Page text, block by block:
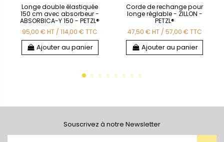
Longe double élastiquée
150 cm avec absorbeur -
ABSORBICA-Y 150 - PETZL®
95,00 €HT /114,00 €TTC
Ajouter au panier
Corde de rechange pour
longe réglable - ZILLON -
PETZL®
47,50 €HT / 57,00 €TTC
Ajouter au panier
Souscrivez à notre Newsletter